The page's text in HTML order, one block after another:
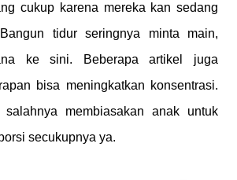
cukup karena mereka kan sedang
tidur seringnya minta main,
ke sini. Beberapa artikel juga
bisa meningkatkan konsentrasi.
membiasakan anak untuk
secukupnya ya.